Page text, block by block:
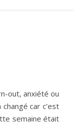
out, anxiété ou
car c’est
semaine était